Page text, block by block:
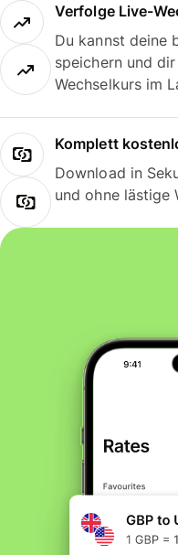
Verfolge Live-
Du kannst deine
speichern und
Wechselkurs im
Komplett
Download in
und ohne lästige